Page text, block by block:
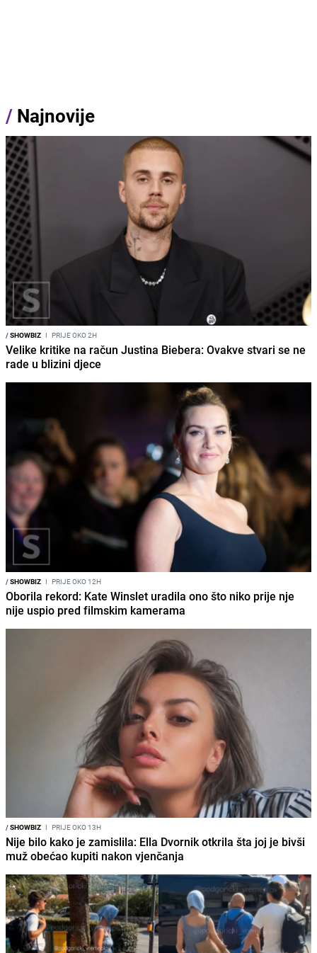
/ Najnovije
/SHOWBIZ I PRIJE OKO 2H
Velike kritike na račun Justina Biebera: Ovakve stvari se ne
rade u blizini djece
/SHOWBIZ I PRIJE OKO 12H
Oborila rekord: Kate Winslet uradila ono što niko prije nje
nije uspio pred filmskim kamerama
/SHOWBIZ I PRIJE OKO 13H
Nije bilo kako je zamislila: Ella Dvornik otkrila šta joj je bivši
muž obećao kupiti nakon vjenčanja